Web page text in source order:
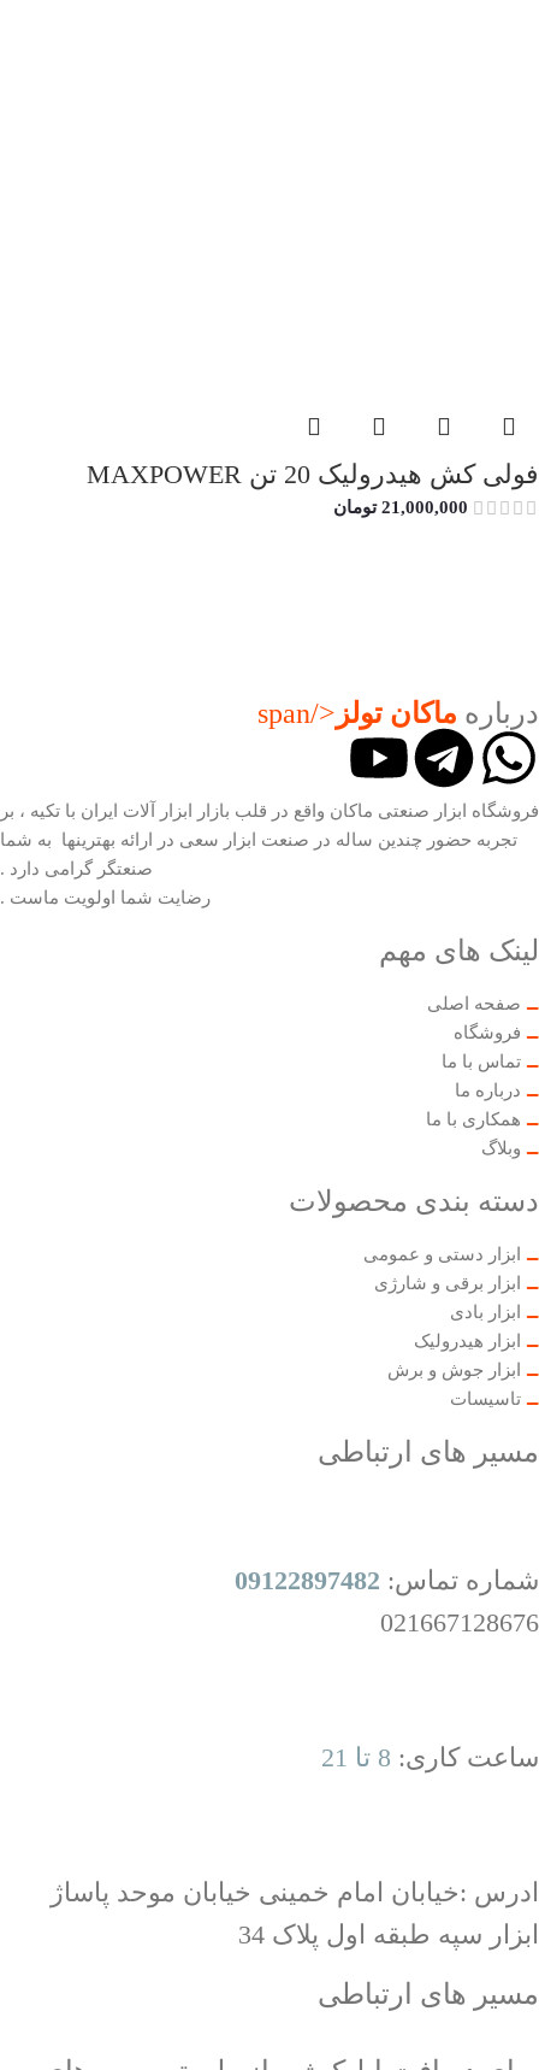
فولی کش هیدرولیک 20 تن MAXPOWER
21,000,000 تومان
درباره ماکان تولز </span
فروشگاه ابزار صنعتی ماکان واقع در قلب بازار ابزار آلات ایران با تکیه ، بر
تجربه حضور چندین ساله در صنعت ابزار سعی در ارائه بهترینها به شما
صنعتگر گرامی دارد .
رضایت شما اولویت ماست .
لینک های مهم
صفحه اصلی
فروشگاه
تماس با ما
درباره ما
همکاری با ما
وبلاگ
دسته بندی محصولات
ابزار دستی و عمومی
ابزار برقی و شارژی
ابزار بادی
ابزار هیدرولیک
ابزار جوش و برش
تاسیسات
مسیر های ارتباطی
شماره تماس: 09122897482
021667128676
ساعت کاری: 8 تا 21
ادرس :خیابان امام خمینی خیابان موحد پاساژ
ابزار سپه طبقه اول پلاک 34
مسیر های ارتباطی